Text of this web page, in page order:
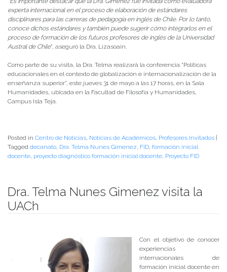
experta internacional en el proceso de elaboración de estándares
disciplinares para las carreras de pedagogía en inglés de Chile. Por lo tanto,
conoce dichos estándares y también puede sugerir cómo integrarlos en el
proceso de formación de los futuros profesores de inglés de la Universidad
Austral de Chile”, aseguró la Dra. Lizasoain.
Como parte de su visita, la Dra. Telma realizará la conferencia “Políticas
educacionales en el contexto de globalización e internacionalización de la
enseñanza superior”, este jueves 31 de mayo a las 17 horas, en la Sala
Humanidades, ubicada en la Facultad de Filosofía y Humanidades,
Campus Isla Teja.
Posted in Centro de Noticias, Noticias de Académicos, Profesores Invitados
Tagged decanato, Dra. Telma Nunes Gimenez, FID, formación inicial
docente, proyecto diagnóstico formación inicial docente, Proyecto FID
Dra. Telma Nunes Gimenez visita la
UACh
Con el objetivo de conocer
experiencias
internacionales de
formación inicial docente en